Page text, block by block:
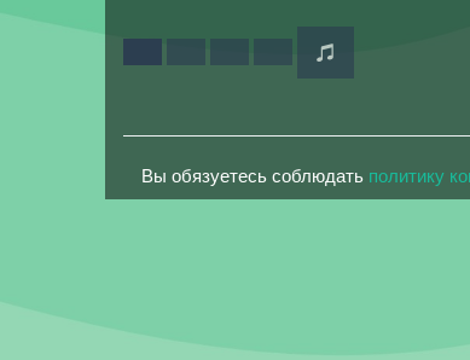
Вы обязуетесь соблюдать политику